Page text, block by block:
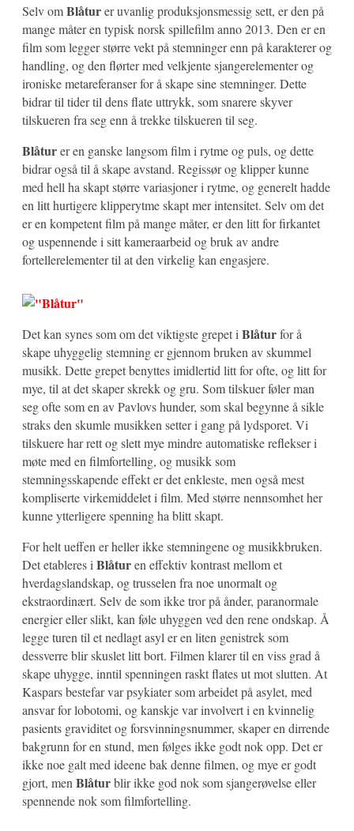
Selv omBlåturer uvanlig produksjonsmessig sett, er den på
mange måter en typisk norsk spillefilm anno 2013. Den er en
film som legger større vekt på stemninger enn på karakterer og
handling, og den flørter med velkjente sjangerelementer og
ironiske metareferanser for å skape sine stemninger. Dette
bidrar til tider til dens flate uttrykk, som snarere skyver
tilskueren fra seg enn å trekke tilskueren til seg.
Blåturer en ganske langsom film i rytme og puls, og dette
bidrar også til å skape avstand. Regissør og klipper kunne
med hell ha skapt større variasjoner i rytme, og generelt hadde
en litt hurtigere klipperytme skapt mer intensitet. Selv om det
er en kompetent film på mange måter, er den litt for firkantet
og uspennende i sitt kameraarbeid og bruk av andre
fortellerelementer til at den virkelig kan engasjere.
Det kan synes som om det viktigste grepet iBlåturfor å
skape uhyggelig stemning er gjennom bruken av skummel
musikk. Dette grepet benyttes imidlertid litt for ofte, og litt for
mye, til at det skaper skrekk og gru. Som tilskuer føler man
seg ofte som en av Pavlovs hunder, som skal begynne å sikle
straks den skumle musikken setter i gang på lydsporet. Vi
tilskuere har rett og slett mye mindre automatiske reflekser i
møte med en filmfortelling, og musikk som
stemningsskapende effekt er det enkleste, men også mest
kompliserte virkemiddelet i film. Med større nennsomhet her
kunne ytterligere spenning ha blitt skapt.
For helt ueffen er heller ikke stemningene og musikkbruken.
Det etableres iBlåturen effektiv kontrast mellom et
hverdagslandskap, og trusselen fra noe unormalt og
ekstraordinært. Selv de som ikke tror på ånder, paranormale
energier eller slikt, kan føle uhyggen ved den rene ondskap. Å
legge turen til et nedlagt asyl er en liten genistrek som
dessverre blir skuslet litt bort. Filmen klarer til en viss grad å
skape uhygge, inntil spenningen raskt flates ut mot slutten. At
Kaspars bestefar var psykiater som arbeidet på asylet, med
ansvar for lobotomi, og kanskje var involvert i en kvinnelig
pasients graviditet og forsvinningsnummer, skaper en dirrende
bakgrunn for en stund, men følges ikke godt nok opp. Det er
ikke noe galt med ideene bak denne filmen, og mye er godt
gjort, menBlåturblir ikke god nok som sjangerøvelse eller
spennende nok som filmfortelling.